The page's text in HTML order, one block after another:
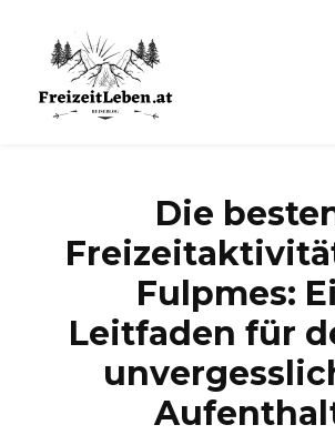
springen
Die
Fulpmes:
Leitfaden für